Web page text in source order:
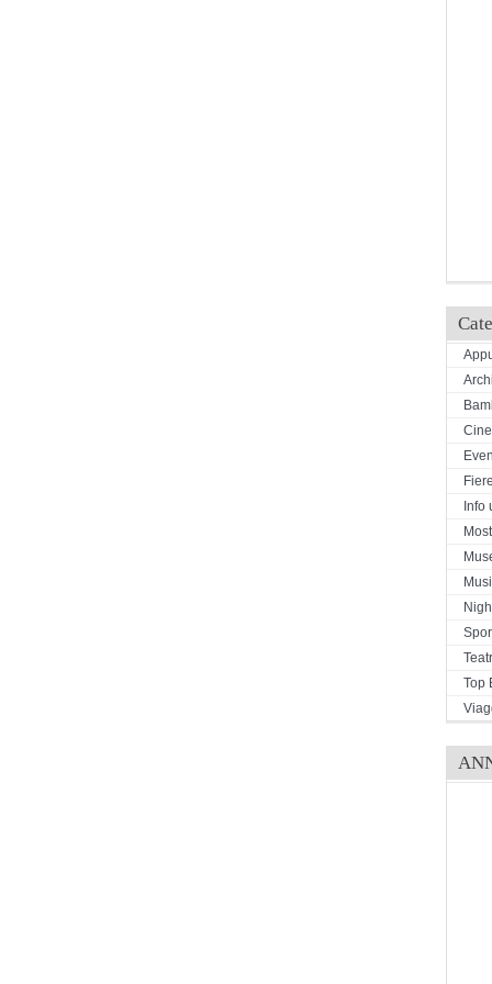
Info
Top